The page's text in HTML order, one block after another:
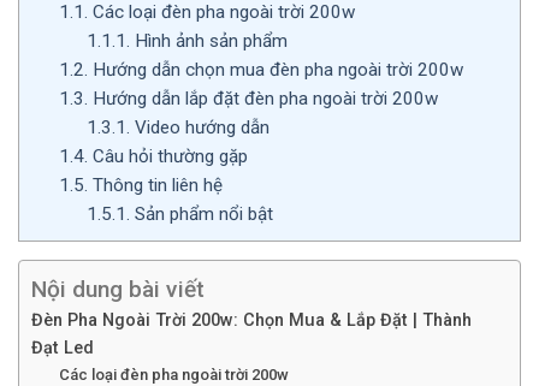
1.1. Các loại đèn pha ngoài trời 200w
1.1.1. Hình ảnh sản phẩm
1.2. Hướng dẫn chọn mua đèn pha ngoài trời 200w
1.3. Hướng dẫn lắp đặt đèn pha ngoài trời 200w
1.3.1. Video hướng dẫn
1.4. Câu hỏi thường gặp
1.5. Thông tin liên hệ
1.5.1. Sản phẩm nổi bật
Nội dung bài viết
Đèn Pha Ngoài Trời 200w: Chọn Mua & Lắp Đặt | Thành
Đạt Led
Các loại đèn pha ngoài trời 200w